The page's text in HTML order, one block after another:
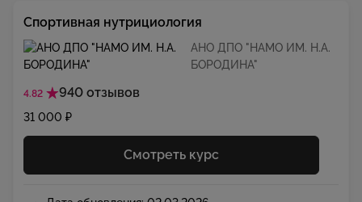
АНО ДПО "НАМО ИМ. Н.А.
БОРОДИНА"
4.82 940 отзывов
Спортивная нутрициология
31 000 ₽
Смотреть курс